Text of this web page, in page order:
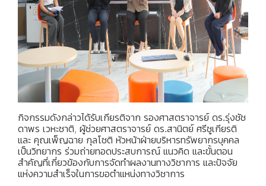
กิจกรรมดังกล่าวได้รับเกียรติจาก รองศาสตราจารย์ ดร.รุ่งชัช
ดาพร เวหะชาติ, ผู้ช่วยศาสตราจารย์ ดร.สานิตย์ ศรีชูเกียรติ
และ คุณเพ็ญฉาย กุลโชติ หัวหน้าฝ่ายบริหารทรัพยากรบุคคล
เป็นวิทยากร ร่วมถ่ายทอดประสบการณ์ แนวคิด และขั้นตอน
สำคัญที่เกี่ยวข้องกับการจัดทำผลงานทางวิชาการ และปัจจัย
แห่งความสำเร็จในการขอตำแหน่งทางวิชาการ